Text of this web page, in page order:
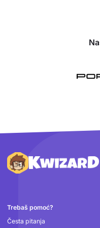
Podnožje
Trebaš pomoć?
Česta pitanja